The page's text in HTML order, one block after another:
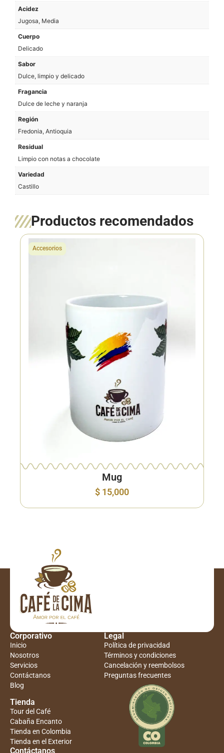
Acidez
Jugosa, Media
Cuerpo
Delicado
Sabor
Dulce, limpio y delicado
Fragancia
Dulce de leche y naranja
Región
Fredonia, Antioquia
Residual
Limpio con notas a chocolate
Variedad
Castillo
Productos recomendados
Accesorios
Mug
$ 15,000
Corporativo
Inicio
Nosotros
Servicios
Contáctanos
Blog
Tienda
Tour del Café
Cabaña Encanto
Tienda en Colombia
Tienda en el Exterior
Legal
Política de privacidad
Términos y condiciones
Cancelación y reembolsos
Preguntas frecuentes
Contáctanos